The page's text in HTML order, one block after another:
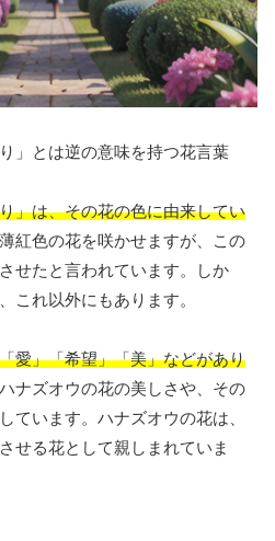
」とは逆の意味を持つ花言葉
」は、その花の色に由来してい
紅色の花を咲かせますが、この
せたと言われています。しか
これ以外にもあります。
愛」「希望」「美」などがあり
ナズオウの花の美しさや、その
ています。ハナズオウの花は、
せる花として親しまれていま